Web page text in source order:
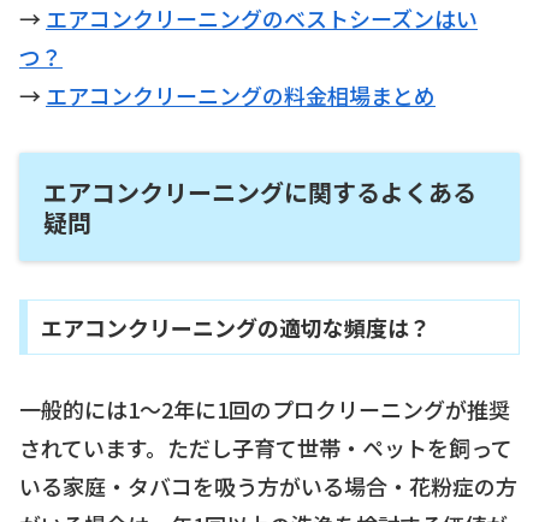
→ エアコンクリーニングのベストシーズンはい
つ？
→ エアコンクリーニングの料金相場まとめ
エアコンクリーニングに関するよくある
疑問
エアコンクリーニングの適切な頻度は？
一般的には1〜2年に1回のプロクリーニングが推奨
されています。ただし子育て世帯・ペットを飼って
いる家庭・タバコを吸う方がいる場合・花粉症の方